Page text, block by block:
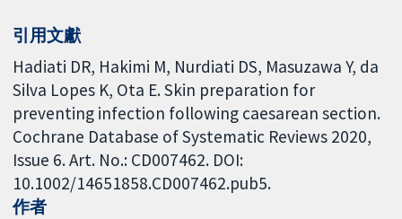
引用文獻
Hadiati DR, Hakimi M, Nurdiati DS, Masuzawa Y, da
Silva Lopes K, Ota E. Skin preparation for
preventing infection following caesarean section.
Cochrane Database of Systematic Reviews 2020,
Issue 6. Art. No.: CD007462. DOI:
10.1002/14651858.CD007462.pub5.
作者